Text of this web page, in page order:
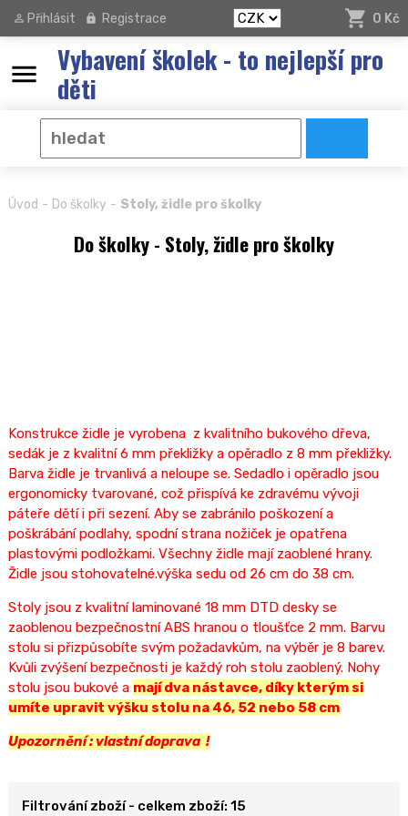
Přihlásit Registrace 0 Kč
menu
Vybavení školek - to nejlepší pro
děti
Úvod - Do školky - Stoly, židle pro školky
Do školky - Stoly, židle pro školky
Konstrukce židle je vyrobena z kvalitního bukového dřeva,
sedák je z kvalitní 6 mm překližky a opěradlo z 8 mm překližky.
Barva židle je trvanlivá a neloupe se. Sedadlo i opěradlo jsou
ergonomicky tvarované, což přispívá ke zdravému vývoji
páteře dětí i při sezení. Aby se zabránilo poškození a
poškrábání podlahy, spodní strana nožiček je opatřena
plastovými podložkami. Všechny židle mají zaoblené hrany.
Židle jsou stohovatelné.výška sedu od 26 cm do 38 cm.
Stoly jsou z kvalitní laminované 18 mm DTD desky se
zaoblenou bezpečnostní ABS hranou o tloušťce 2 mm. Barvu
stolu si přizpůsobíte svým požadavkům, na výběr je 8 barev.
Kvůli zvýšení bezpečnosti je každý roh stolu zaoblený. Nohy
stolu jsou bukové a mají dva nástavce, díky kterým si
umíte upravit výšku stolu na 46, 52 nebo 58 cm
Upozornění : vlastní doprava !
Filtrování zboží - celkem zboží: 15